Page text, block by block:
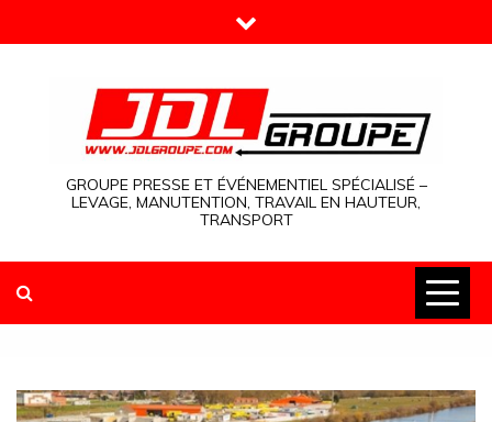
to
GROUPE PRESSE ET ÉVÉNEMENTIEL SPÉCIALISÉ –
LEVAGE, MANUTENTION, TRAVAIL EN HAUTEUR,
TRANSPORT